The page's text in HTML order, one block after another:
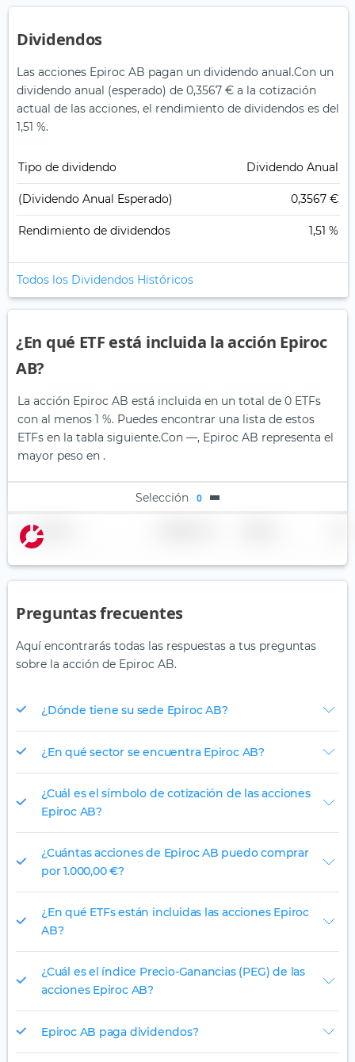
Dividendos
Las acciones Epiroc AB pagan un dividendo anual.Con un
dividendo anual (esperado) de 0,3567 € a la cotización
actual de las acciones, el rendimiento de dividendos es del
1,51 %.
Tipo de dividendo Dividendo Anual
(Dividendo Anual Esperado) 0,3567 €
Rendimiento de dividendos 1,51 %
Todos los Dividendos Históricos
¿En qué ETF está incluida la acción Epiroc
AB?
La acción Epiroc AB está incluida en un total de 0 ETFs
con al menos 1 %. Puedes encontrar una lista de estos
ETFs en la tabla siguiente.Con —, Epiroc AB representa el
mayor peso en .
Selección 0
Nombre
Preguntas frecuentes
Aquí encontrarás todas las respuestas a tus preguntas
sobre la acción de Epiroc AB.
¿Dónde tiene su sede Epiroc AB?
¿En qué sector se encuentra Epiroc AB?
¿Cuál es el símbolo de cotización de las acciones
Epiroc AB?
¿Cuántas acciones de Epiroc AB puedo comprar
por 1.000,00 €?
¿En qué ETFs están incluidas las acciones Epiroc
AB?
¿Cuál es el índice Precio-Ganancias (PEG) de las
acciones Epiroc AB?
Epiroc AB paga dividendos?